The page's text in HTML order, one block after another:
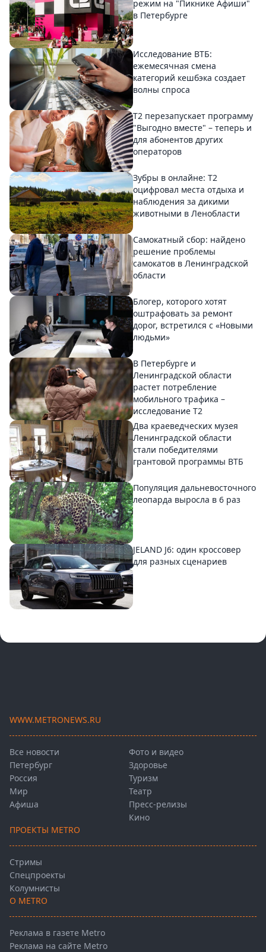
режим на "Пикнике Афиши"
в Петербурге
Исследование ВТБ:
ежемесячная смена
категорий кешбэка создает
волны спроса
Т2 перезапускает программу
"Выгодно вместе" – теперь и
для абонентов других
операторов
Зубры в онлайне: Т2
оцифровал места отдыха и
наблюдения за дикими
животными в Ленобласти
Самокатный сбор: найдено
решение проблемы
самокатов в Ленинградской
области
Блогер, которого хотят
оштрафовать за ремонт
дорог, встретился с «Новыми
людьми»
В Петербурге и
Ленинградской области
растет потребление
мобильного трафика –
исследование T2
Два краеведческих музея
Ленинградской области
стали победителями
грантовой программы ВТБ
Популяция дальневосточного
леопарда выросла в 6 раз
JELAND J6: один кроссовер
для разных сценариев
WWW.METRONEWS.RU
Все новости
Петербург
Россия
Мир
Афиша
Фото и видео
Здоровье
Туризм
Театр
Пресс-релизы
Кино
ПРОЕКТЫ METRO
Стримы
Спецпроекты
Колумнисты
О METRO
Реклама в газете Metro
Реклама на сайте Metro